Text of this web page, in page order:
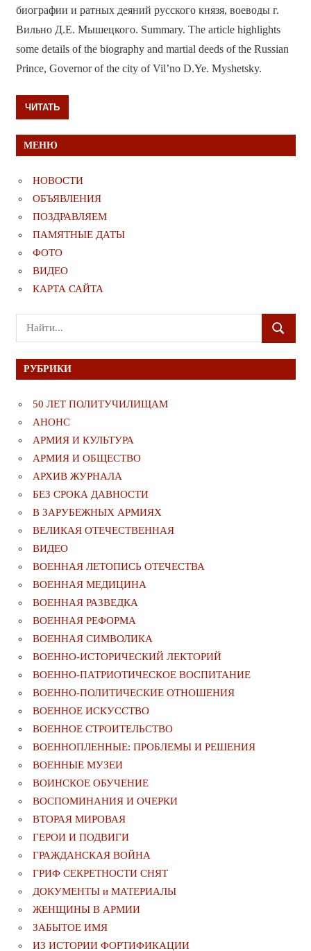
биографии и ратных деяний русского князя, воеводы г.
Вильно Д.Е. Мышецкого. Summary. The article highlights
some details of the biography and martial deeds of the Russian
Prince, Governor of the city of Vil’no D.Ye. Myshetsky.
ЧИТАТЬ
МЕНЮ
НОВОСТИ
ОБЪЯВЛЕНИЯ
ПОЗДРАВЛЯЕМ
ПАМЯТНЫЕ ДАТЫ
ФОТО
ВИДЕО
КАРТА САЙТА
Поиск
для:
ПОИСК
РУБРИКИ
50 ЛЕТ ПОЛИТУЧИЛИЩАМ
АНОНС
АРМИЯ И КУЛЬТУРА
АРМИЯ И ОБЩЕСТВО
АРХИВ ЖУРНАЛА
БЕЗ СРОКА ДАВНОСТИ
В ЗАРУБЕЖНЫХ АРМИЯХ
ВЕЛИКАЯ ОТЕЧЕСТВЕННАЯ
ВИДЕО
ВОЕННАЯ ЛЕТОПИСЬ ОТЕЧЕСТВА
ВОЕННАЯ МЕДИЦИНА
ВОЕННАЯ РАЗВЕДКА
ВОЕННАЯ РЕФОРМА
ВОЕННАЯ СИМВОЛИКА
ВОЕННО-ИСТОРИЧЕСКИЙ ЛЕКТОРИЙ
ВОЕННО-ПАТРИОТИЧЕСКОЕ ВОСПИТАНИЕ
ВОЕННО-ПОЛИТИЧЕСКИE ОТНОШЕНИЯ
ВОЕННОЕ ИСКУССТВО
ВОЕННОЕ СТРОИТЕЛЬСТВО
ВОЕННОПЛЕННЫЕ: ПРОБЛЕМЫ И РЕШЕНИЯ
ВОЕННЫЕ МУЗЕИ
ВОИНСКОЕ ОБУЧЕНИЕ
ВОСПОМИНАНИЯ И ОЧЕРКИ
ВТОРАЯ МИРОВАЯ
ГЕРОИ И ПОДВИГИ
ГРАЖДАНСКАЯ ВОЙНА
ГРИФ СЕКРЕТНОСТИ СНЯТ
ДОКУМЕНТЫ и МАТЕРИАЛЫ
ЖЕНЩИНЫ В АРМИИ
ЗАБЫТОЕ ИМЯ
ИЗ ИСТОРИИ ФОРТИФИКАЦИИ